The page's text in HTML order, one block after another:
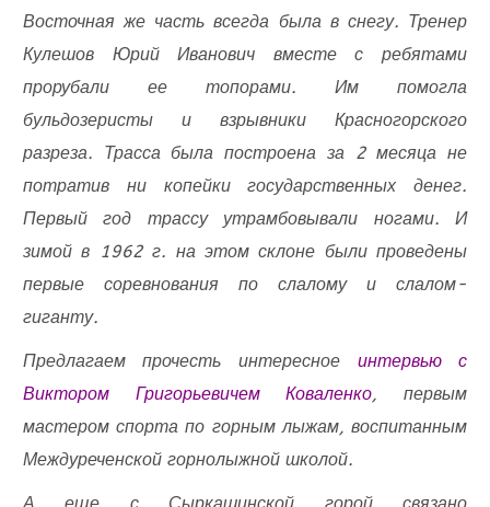
Восточная же часть всегда была в снегу. Тренер
Кулешов Юрий Иванович вместе с ребятами
прорубали ее топорами. Им помогла
бульдозеристы и взрывники Красногорского
разреза. Трасса была построена за 2 месяца не
потратив ни копейки государственных денег.
Первый год трассу утрамбовывали ногами. И
зимой в 1962 г. на этом склоне были проведены
первые соревнования по слалому и слалом-
гиганту.
Предлагаем прочесть интересное интервью с
Виктором Григорьевичем Коваленко, первым
мастером спорта по горным лыжам, воспитанным
Междуреченской горнолыжной школой.